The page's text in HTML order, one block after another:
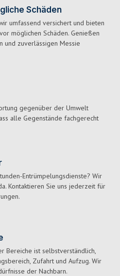
Schäden
umfassend versichert und bieten
möglichen Schäden. Genießen
und zuverlässigen Messie
gegenüber der Umwelt
alle Gegenstände fachgerecht
Entrümpelungsdienste? Wir
Kontaktieren Sie uns jederzeit für
Bereiche ist selbstverständlich,
Zufahrt und Aufzug. Wir
der Nachbarn.